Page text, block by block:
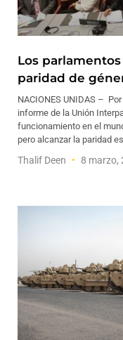
Los
paridad de
NACIONES UNIDAS –
informe de la Unión
funcionamiento en el
pero alcanzar la paridad
Thalif Deen 8 marzo,